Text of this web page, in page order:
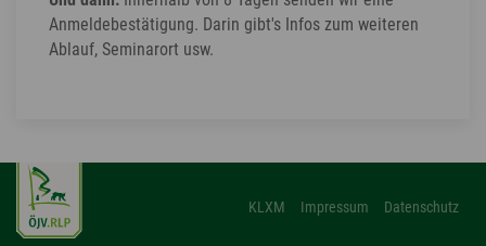
Anmeldebestätigung. Darin gibt's Infos zum weiteren
Ablauf, Seminarort usw.
KLXM Impressum Datenschutz